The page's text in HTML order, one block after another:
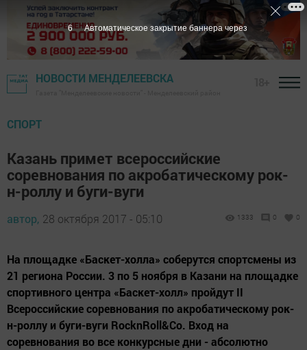
НОВОСТИ МЕНДЕЛЕЕВСКА
СПОРТ
Казань примет всероссийские
соревнования по акробатическому рок-
н-роллу и буги-вуги
автор, 28 октября 2017 - 05:10 1333 0 0
На площадке «Баскет-холла» соберутся спортсмены из
21 региона России. 3 по 5 ноября в Казани на площадке
спортивного центра «Баскет-холл» пройдут II
Всероссийские соревнования по акробатическому рок-
н-роллу и буги-вуги RocknRoll&Cо. Вход на
соревнования во все конкурсные дни - абсолютно
5 Автоматическое закрытие баннера через